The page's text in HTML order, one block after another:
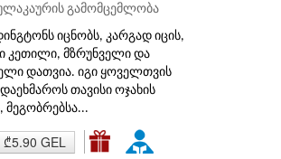
გამომცემლობა
იცნობს, კარგად იცის,
კეთილი, მზრუნველი და
დათვია. იგი ყოველთვის
თავისი ოჯახის
მეგობრებსა...
₾5.90 GEL